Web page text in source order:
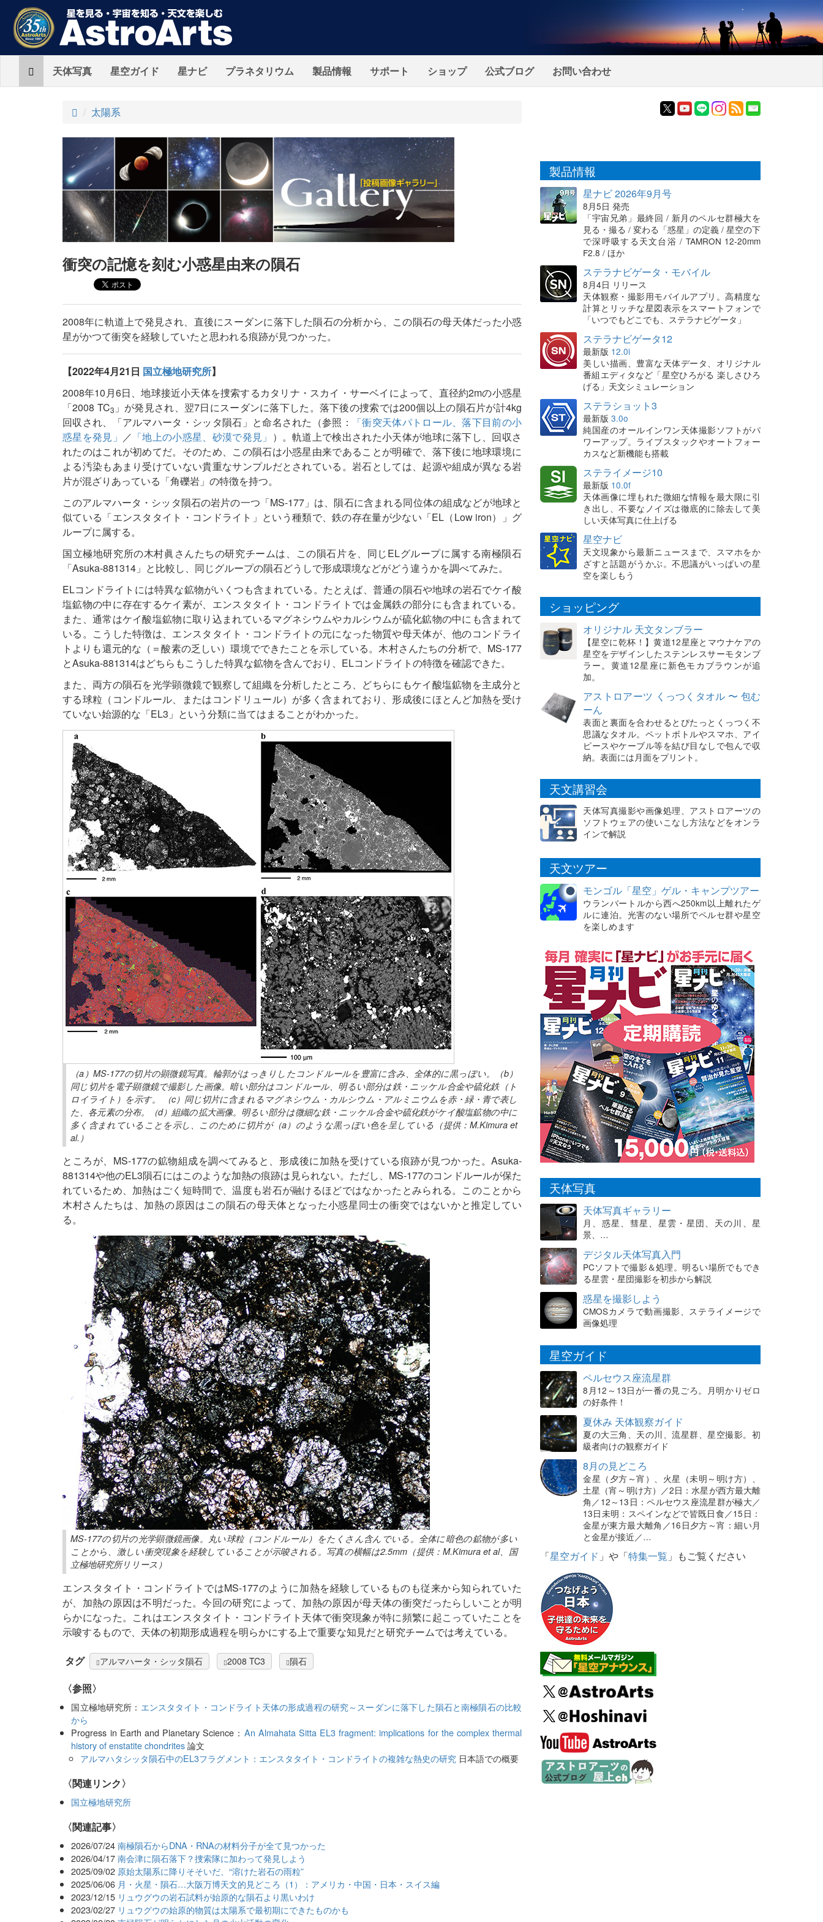
Home天体写真 星空ガイド 星ナビ プラネタリウム 製品情報 サポート ショップ 公式ブログ お問い合わせ
ト
プ
太陽系
衝突の記憶を刻む小惑星由来の隕石
2008年に軌道上で発見され、直後にスーダンに落下した隕石の分析から、この隕石の母天体だった小惑
星がかつて衝突を経験していたと思われる痕跡が見つかった。
【2022年4月21日 国立極地研究所】
2008年10月6日、地球接近小天体を捜索するカタリナ・スカイ・サーベイによって、直径約2mの小惑星
「2008 TC3 」が発見され、翌7日にスーダンに落下した。落下後の捜索では200個以上の隕石片が計4kg
回収され、「アルマハータ・シッタ隕石」と命名された（参照：
「衝突天体パトロール、落下目前の小
惑星を発見」 ／ 「地上の小惑星、砂漠で発見」 ）。軌道上で検出された小天体が地球に落下し、回収さ
れたのはこれが初めてだ。そのため、この隕石は小惑星由来であることが明確で、落下後に地球環境に
よる汚染もあまり受けていない貴重なサンプルだとされている。岩石としては、起源や組成が異なる岩
片が混ざりあっている「角礫岩」の特徴を持つ。
このアルマハータ・シッタ隕石の岩片の一つ「MS-177」は、隕石に含まれる同位体の組成などが地球と
似ている「エンスタタイト・コンドライト」という種類で、鉄の存在量が少ない「EL（Low iron）」グ
ループに属する。
国立極地研究所の木村眞さんたちの研究チームは、この隕石片を、同じELグループに属する南極隕石
「Asuka-881314」と比較し、同じグループの隕石どうしで形成環境などがどう違うかを調べてみた。
ELコンドライトには特異な鉱物がいくつも含まれている。たとえば、普通の隕石や地球の岩石でケイ酸
塩鉱物の中に存在するケイ素が、エンスタタイト・コンドライトでは金属鉄の部分にも含まれている。
また、通常はケイ酸塩鉱物に取り込まれているマグネシウムやカルシウムが硫化鉱物の中にも含まれて
いる。こうした特徴は、エンスタタイト・コンドライトの元になった物質や母天体が、他のコンドライ
トよりも還元的な（＝酸素の乏しい）環境でできたことを示している。木村さんたちの分析で、MS-177
とAsuka-881314はどちらもこうした特異な鉱物を含んでおり、ELコンドライトの特徴を確認できた。
また、両方の隕石を光学顕微鏡で観察して組織を分析したところ、どちらにもケイ酸塩鉱物を主成分と
する球粒（コンドルール、またはコンドリュール）が多く含まれており、形成後にほとんど加熱を受け
ていない始源的な「EL3」という分類に当てはまることがわかった。
（a）MS-177の切片の顕微鏡写真。輪郭がはっきりしたコンドルールを豊富に含み、全体的に黒っぽい。（b）
同じ切片を電子顕微鏡で撮影した画像。暗い部分はコンドルール、明るい部分は鉄・ニッケル合金や硫化鉄（ト
ロイライト）を示す。 （c）同じ切片に含まれるマグネシウム・カルシウム・アルミニウムを赤・緑・青で表し
た、各元素の分布。（d）組織の拡大画像。明るい部分は微細な鉄・ニッケル合金や硫化鉄がケイ酸塩鉱物の中に
多く含まれていることを示し、このために切片が（a）のような黒っぽい色を呈している（提供：M.Kimura et
al.）
ところが、MS-177の鉱物組成を調べてみると、形成後に加熱を受けている痕跡が見つかった。Asuka-
881314や他のEL3隕石にはこのような加熱の痕跡は見られない。ただし、MS-177のコンドルールが保た
れているため、加熱はごく短時間で、温度も岩石が融けるほどではなかったとみられる。このことから
木村さんたちは、加熱の原因はこの隕石の母天体となった小惑星同士の衝突ではないかと推定してい
る。
MS-177の切片の光学顕微鏡画像。丸い球粒（コンドルール）をたくさん含んでいる。全体に暗色の鉱物が多い
ことから、激しい衝突現象を経験していることが示唆される。写真の横幅は2.5mm（提供：M.Kimura et al、国
立極地研究所リリース）
エンスタタイト・コンドライトではMS-177のように加熱を経験しているものも従来から知られていた
が、加熱の原因は不明だった。今回の研究によって、加熱の原因が母天体の衝突だったらしいことが明
らかになった。これはエンスタタイト・コンドライト天体で衝突現象が特に頻繁に起こっていたことを
示唆するもので、天体の初期形成過程を明らかにする上で重要な知見だと研究チームでは考えている。
タグ アルマハータ・シッタ隕石 2008 TC3 隕石
〈参照〉
国立極地研究所： エンスタタイト・コンドライト天体の形成過程の研究～スーダンに落下した隕石と南極隕石の比較
から
Progress in Earth and Planetary Science： An Almahata Sitta EL3 fragment: implications for the complex thermal
history of enstatite chondrites論文
アルマハタシッタ隕石中のEL3フラグメント：エンスタタイト・コンドライトの複雑な熱史の研究日本語での概要
〈関連リンク〉
国立極地研究所
関連記事
2026/07/24 南極隕石からDNA・RNAの材料分子が全て見つかった
2026/04/17 南会津に隕石落下？捜索隊に加わって発見しよう
2025/09/02 原始太陽系に降りそそいだ、“溶けた岩石の雨粒”
2025/06/06 月・火星・隕石…大阪万博天文的見どころ（1）：アメリカ・中国・日本・スイス編
2023/12/15 リュウグウの岩石試料が始原的な隕石より黒いわけ
2023/02/27 リュウグウの始原的物質は太陽系で最初期にできたものかも
製品情報
星ナビ 2026年9月号
8月5日 発売
「宇宙兄弟」最終回 / 新月のペルセ群極大を
見る・撮る / 変わる「惑星」の定義 / 星空の下
で深呼吸する天文台浴 / TAMRON 12-20mm
F2.8 / ほか
ステラナビゲータ・モバイル
8月4日 リリース
天体観察・撮影用モバイルアプリ。高精度な
計算とリッチな星図表示をスマートフォンで
「いつでもどこでも、ステラナビゲータ」
ステラナビゲータ12
最新版 12.0i
美しい描画、豊富な天体データ、オリジナル
番組エディタなど「星空ひろがる 楽しさひろ
げる」天文シミュレーション
ステラショット3
最新版 3.0o
純国産のオールインワン天体撮影ソフトがパ
ワーアップ。ライブスタックやオートフォー
カスなど新機能も搭載
ステライメージ10
最新版 10.0f
天体画像に埋もれた微細な情報を最大限に引
き出し、不要なノイズは徹底的に除去して美
しい天体写真に仕上げる
星空ナビ
天文現象から最新ニュースまで、スマホをか
ざすと話題がうかぶ。不思議がいっぱいの星
空を楽しもう
ショッピング
オリジナル 天文タンブラー
【星空に乾杯！】黄道12星座とマウナケアの
星空をデザインしたステンレスサーモタンブ
ラー。黄道12星座に新色モカブラウンが追
加。
アストロアーツ くっつくタオル 〜 包む
ーん
表面と裏面を合わせるとぴたっとくっつく不
思議なタオル。ペットボトルやスマホ、アイ
ピースやケーブル等を結び目なしで包んで収
納。表面には月面をプリント。
天文講習会
天体写真撮影や画像処理、アストロアーツの
ソフトウェアの使いこなし方法などをオンラ
インで解説
天文ツアー
モンゴル「星空」ゲル・キャンプツアー
ウランバートルから西へ250km以上離れたゲ
ルに連泊。光害のない場所でペルセ群や星空
を楽しめます
天体写真
天体写真ギャラリー
月、惑星、彗星、星雲・星団、天の川、星
景、…
デジタル天体写真入門
PCソフトで撮影＆処理。明るい場所でもでき
る星雲・星団撮影を初歩から解説
惑星を撮影しよう
CMOSカメラで動画撮影、ステライメージで
画像処理
星空ガイド
ペルセウス座流星群
8月12～13日が一番の見ごろ。月明かりゼロ
の好条件！
夏休み 天体観察ガイド
夏の大三角、天の川、流星群、星空撮影。初
級者向けの観察ガイド
8月の見どころ
金星（夕方～宵）、火星（未明～明け方）、
土星（宵～明け方）／2日：水星が西方最大離
角／12～13日：ペルセウス座流星群が極大／
13日未明：スペインなどで皆既日食／15日：
金星が東方最大離角／16日夕方～宵：細い月
と金星が接近／…
「星空ガイド 」や「特集一覧 」もご覧ください